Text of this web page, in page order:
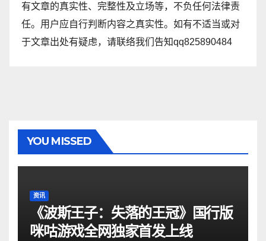
有文章的真实性、完整性及立场等，不负任何法律责
任。用户应自行判断内容之真实性。如有不适当或对
于文章出处有疑虑，请联络我们告知qq825890484
YOU MISSED
资讯
《波斯王子：失落的王冠》国行版
咪咕游戏全网独家首发上线